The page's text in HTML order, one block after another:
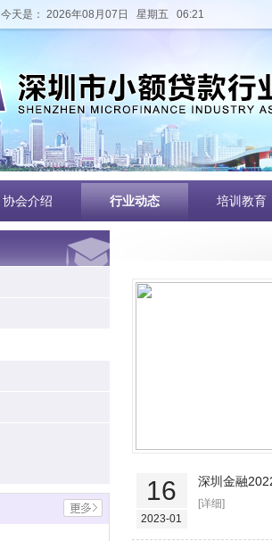
今天是： 2026年08月07日 星期五 06:21
协会介绍 行业动态 培训教育
16
2023-01
深圳金融
[详细]